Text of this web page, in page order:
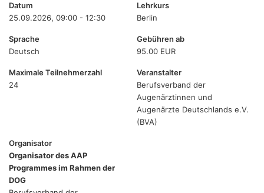
Datum
25.09.2026, 09:00 - 12:30
Lehrkurs
Berlin
Sprache
Deutsch
Gebühren ab
95.00 EUR
Maximale Teilnehmerzahl
24
Veranstalter
Berufsverband der
Augenärztinnen und
Augenärzte Deutschlands e.V.
(BVA)
Organisator
Organisator des AAP
Programmes im Rahmen der
DOG